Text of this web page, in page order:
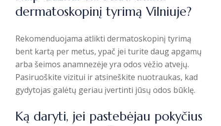
dermatoskopinį tyrimą Vilniuje?
Rekomenduojama atlikti dermatoskopinį tyrimą
bent kartą per metus, ypač jei turite daug apgamų
arba šeimos anamnezėje yra odos vėžio atvejų.
Pasiruoškite vizitui ir atsineškite nuotraukas, kad
gydytojas galėtų geriau įvertinti jūsų odos būklę.
Ką daryti, jei pastebėjau pokyčius